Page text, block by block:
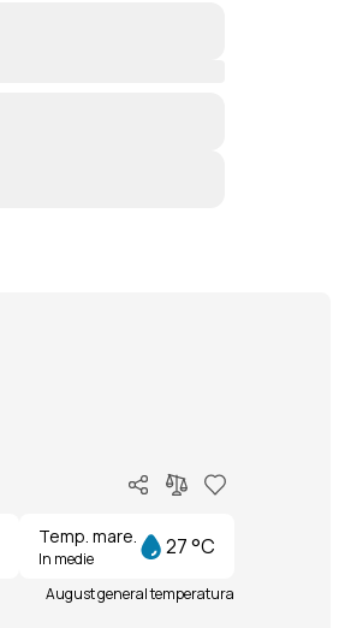
Temp. mare.
In medie 27 °C
August general temperatura